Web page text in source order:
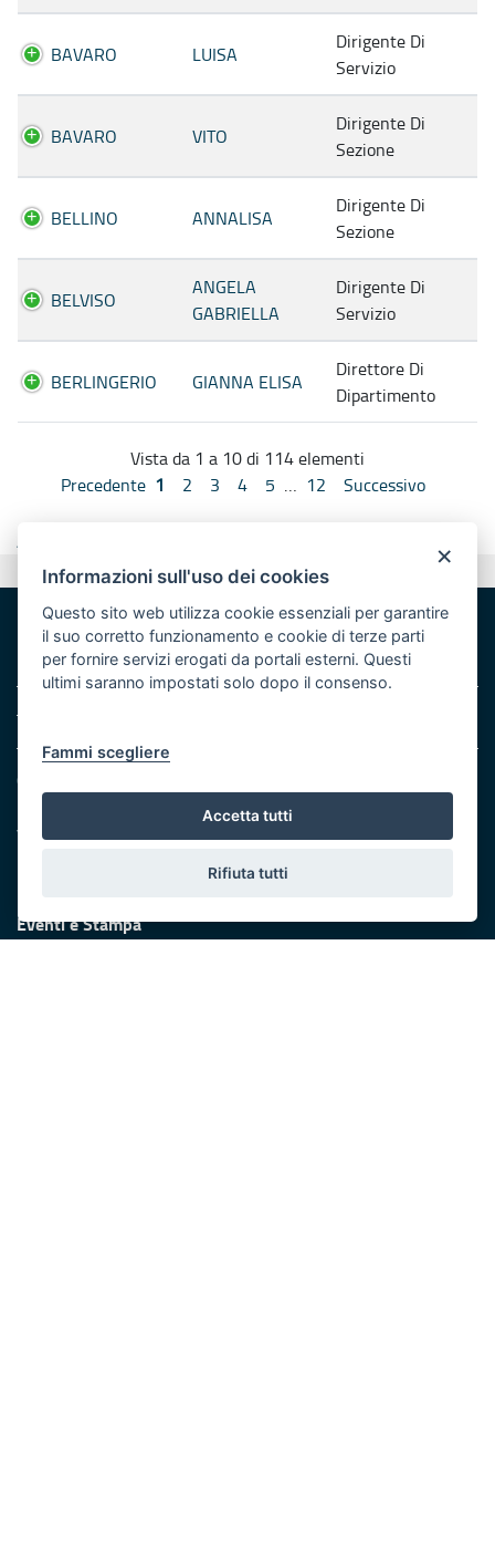
BAVARO LUISA
Dirigente Di
Servizio
BAVARO VITO
Dirigente Di
Sezione
BELLINO ANNALISA
Dirigente Di
Sezione
BELVISO
ANGELA
GABRIELLA
Dirigente Di
Servizio
BERLINGERIO GIANNA ELISA
Direttore Di
Dipartimento
Vista da 1 a 10 di 114 elementi
Precedente 1 2 3 4 5 … 12 Successivo
Ascolta
Valuta questo sito
Contatti e indirizzi
Lungomare N. Sauro, 33 - 70121 Bari
Via G. Gentile, 52 - 70126 Bari
Eventi e Stampa
×
Informazioni sull'uso dei cookies
Questo sito web utilizza cookie essenziali per garantire
il suo corretto funzionamento e cookie di terze parti
per fornire servizi erogati da portali esterni. Questi
ultimi saranno impostati solo dopo il consenso.
Fammi scegliere
Accetta tutti
Rifiuta tutti